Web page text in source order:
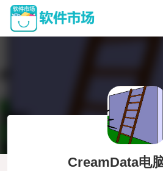
CreamData电